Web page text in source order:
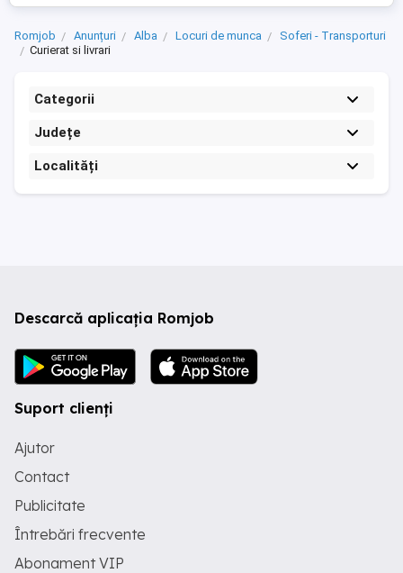
Romjob Anunțuri Alba Locuri de munca
Soferi - Transporturi
Curierat si livrari
Categorii
Județe
Localități
Descarcă aplicația Romjob
Suport clienți
Ajutor
Contact
Publicitate
Întrebări frecvente
Abonament VIP